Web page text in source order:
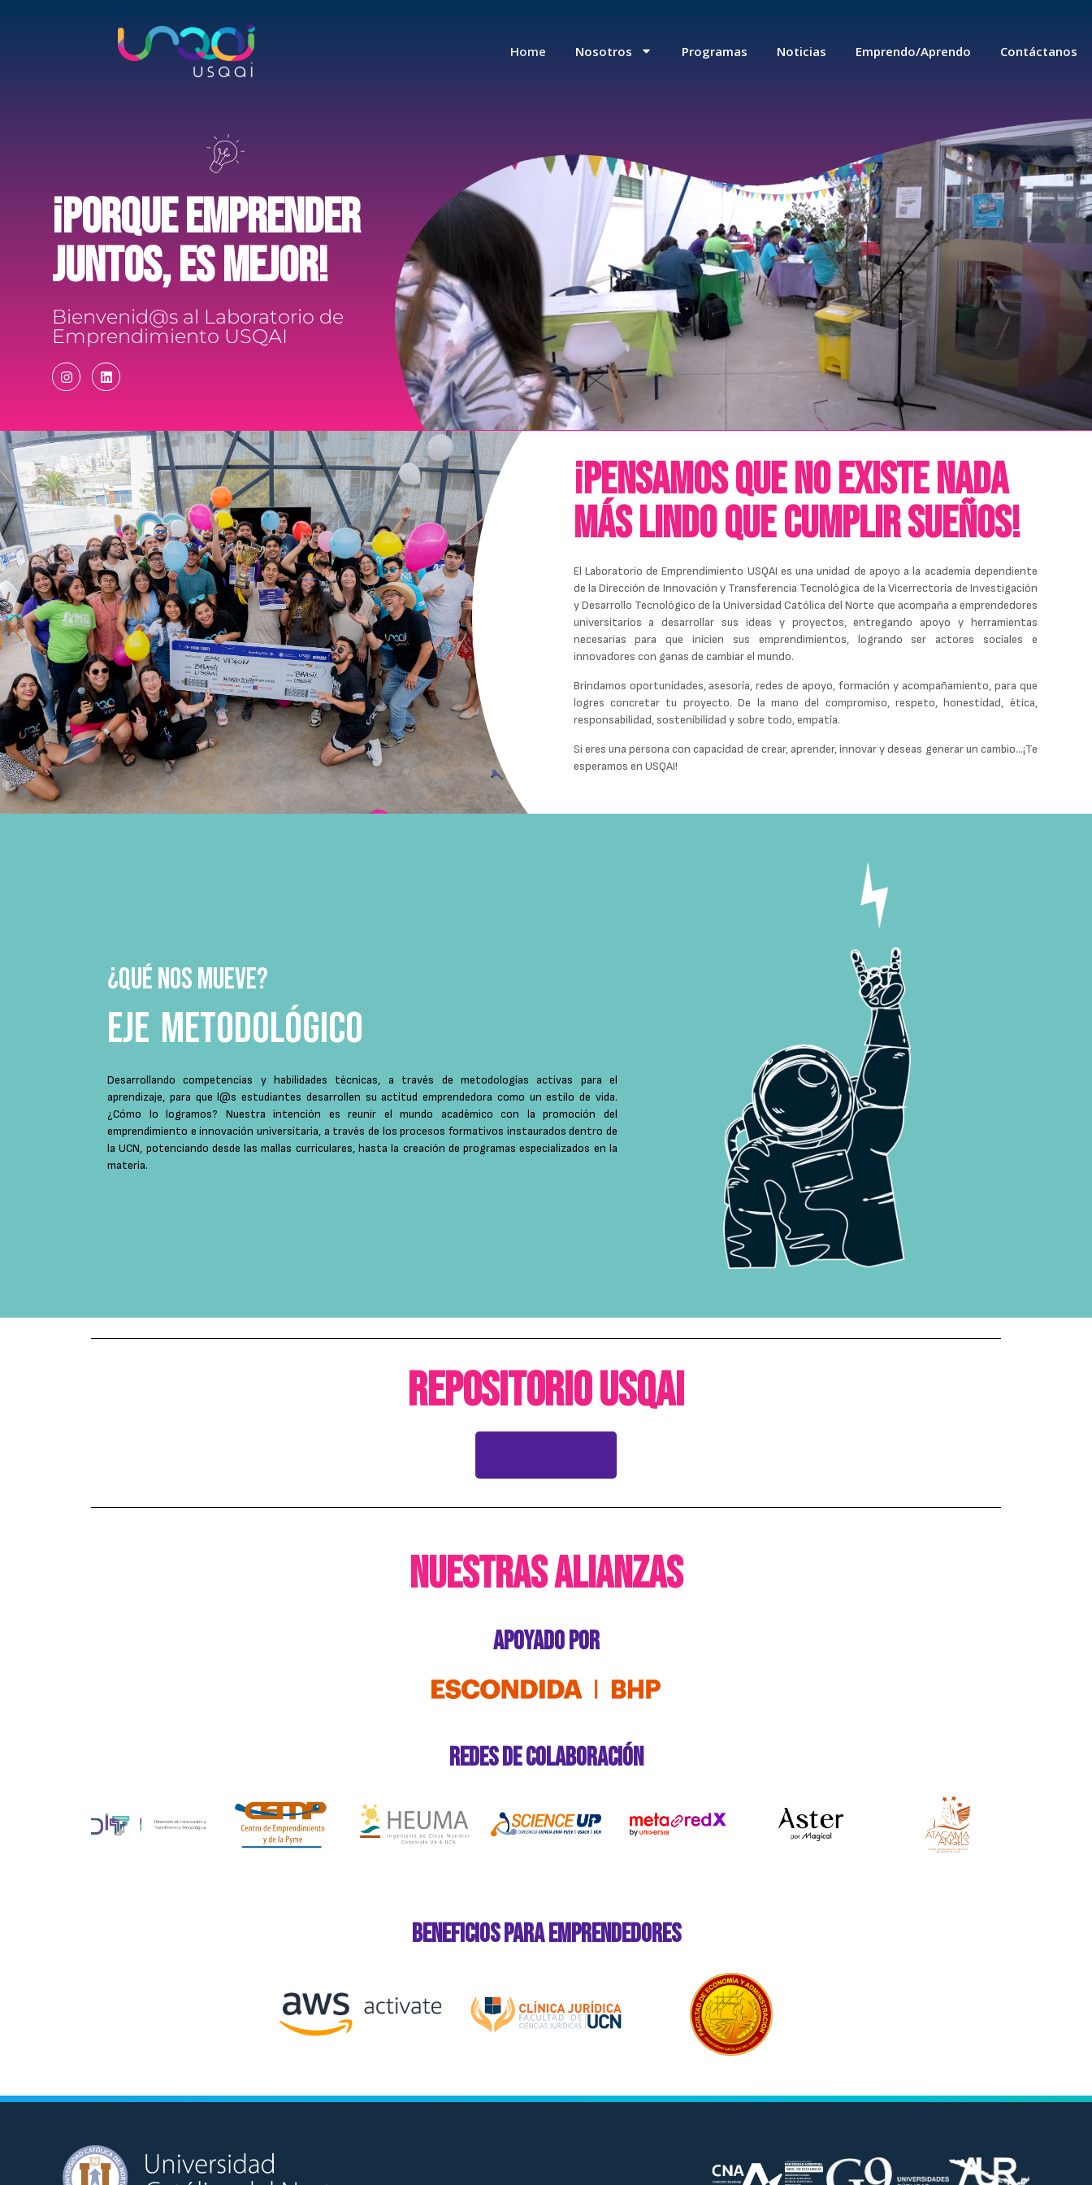
Home Nosotros Programas Noticias Emprendo/Aprendo Contáctanos
¡Porque emprender
juntos, es mejor!
Bienvenid@s al Laboratorio de
Emprendimiento USQAI
¡Pensamos que no existe nada
más lindo que cumplir sueños!
El Laboratorio de Emprendimiento USQAI es una unidad de apoyo a la academia dependiente
de la Dirección de Innovación y Transferencia Tecnológica de la Vicerrectoría de Investigación
y Desarrollo Tecnológico de la Universidad Católica del Norte que acompaña a emprendedores
universitarios a desarrollar sus ideas y proyectos, entregando apoyo y herramientas
necesarias para que inicien sus emprendimientos, logrando ser actores sociales e
innovadores con ganas de cambiar el mundo.
Brindamos oportunidades, asesoría, redes de apoyo, formación y acompañamiento, para que
logres concretar tu proyecto. De la mano del compromiso, respeto, honestidad, ética,
responsabilidad, sostenibilidad y sobre todo, empatía.
Si eres unapersona con capacidad de crear, aprender, innovar y deseas generar un cambio…¡Te
esperamos en USQAI!
¿QUÉ NOS MUEVE?
Eje Metodológico
Desarrollando competencias y habilidades técnicas, a través de metodologías activas para el
aprendizaje, para que l@s estudiantes desarrollen su actitud emprendedora como un estilo de vida.
¿Cómo lo logramos? Nuestra intención es reunir el mundo académico con la promoción del
emprendimiento e innovación universitaria, a través de los procesos formativos instaurados dentro de
la UCN, potenciando desde las mallas curriculares, hasta la creación de programas especializados en la
materia.
Repositorio USQAI
Nuestras alianzas
Apoyado por
Redes de colaboración
Beneficios para Emprendedores